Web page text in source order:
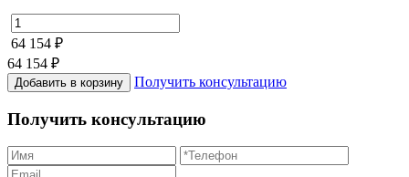
64 154 ₽
64 154 ₽
Добавить в корзину Получить консультацию
Получить консультацию